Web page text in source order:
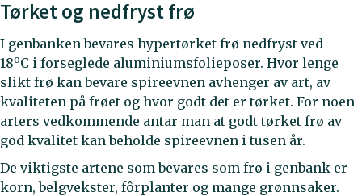
Tørket og nedfryst frø
I genbanken bevares hypertørket frø nedfryst ved –
18oC i forseglede aluminiumsfolieposer. Hvor lenge
slikt frø kan bevare spireevnen avhenger av art, av
kvaliteten på frøet og hvor godt det er tørket. For noen
arters vedkommende antar man at godt tørket frø av
god kvalitet kan beholde spireevnen i tusen år.
De viktigste artene som bevares som frø i genbank er
korn, belgvekster, fôrplanter og mange grønnsaker.